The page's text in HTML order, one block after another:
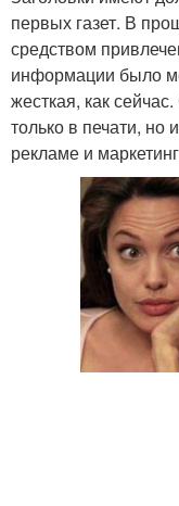
первых газет. В
средством
информации было
жесткая, как
только в печати, но
рекламе и